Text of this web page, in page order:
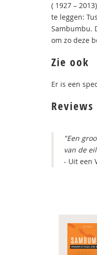
( 1927 –
te leggen:
Sambumbu.
om zo deze
Zie ook
Er is een
Reviews
"Een
van de
- Uit een